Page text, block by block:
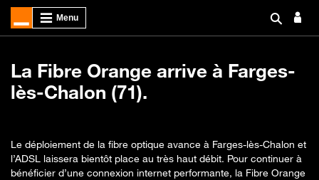
La Fibre Orange arrive à Farges-
lès-Chalon (71).
Le déploiement de la fibre optique avance à Farges-lès-Chalon et
l’ADSL laissera bientôt place au très haut débit. Pour continuer à
bénéficier d’une connexion internet performante, la Fibre Orange